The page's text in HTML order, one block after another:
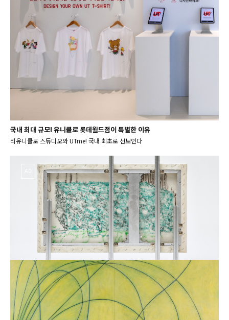
국내 최대 규모! 유니클로 롯데월드점이 특별한 이유
리유니클로 스튜디오와 UTme! 국내 최초로 선보인다